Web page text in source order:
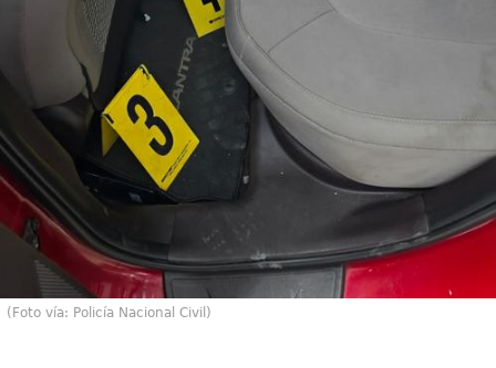
(Foto vía: Policía Nacional Civil)